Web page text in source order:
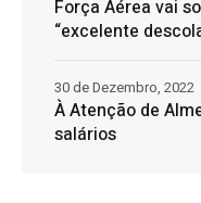
Força Aérea vai
“excelente
À Atenção de
salários
30 de Dezembro, 2022